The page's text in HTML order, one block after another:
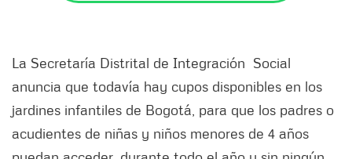
La Secretaría Distrital de Integración Social
anuncia que todavía hay cupos disponibles en los
jardines infantiles de Bogotá, para que los padres o
acudientes de niñas y niños menores de 4 años